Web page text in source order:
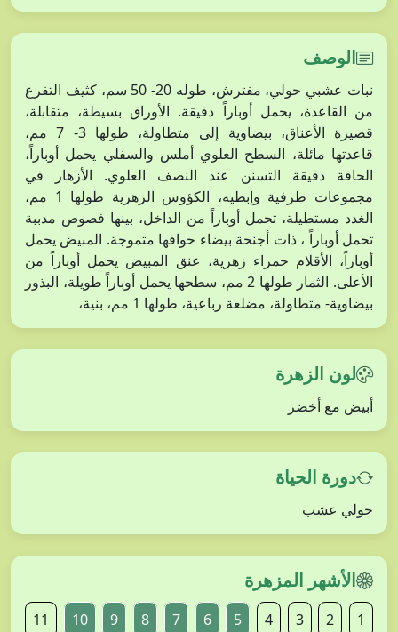
الوصف
نبات عشبي حولي، مفترش، طوله 20- 50 سم، كثيف التفرع
من القاعدة، يحمل أوباراً دقيقة. الأوراق بسيطة، متقابلة،
قصيرة الأعناق، بيضاوية إلى متطاولة، طولها 3- 7 مم،
قاعدتها مائلة، السطح العلوي أملس والسفلي يحمل أوباراً،
الحافة دقيقة التسنن عند النصف العلوي. الأزهار في
مجموعات طرفية وإبطيه، الكؤوس الزهرية طولها 1 مم،
الغدد مستطيلة، تحمل أوباراً من الداخل، بينها فصوص مدببة
تحمل أوباراً ، ذات أجنحة بيضاء حوافها متموجة. المبيض يحمل
أوباراً، الأقلام حمراء زهرية، عنق المبيض يحمل أوباراً من
الأعلى. الثمار طولها 2 مم، سطحها يحمل أوباراً طويلة، البذور
بيضاوية- متطاولة، مضلعة رباعية، طولها 1 مم، بنية،
لون الزهرة
أبيض مع أخضر
دورة الحياة
حولي عشب
الأشهر المزهرة
1
2
3
4
5
6
7
8
9
10
11